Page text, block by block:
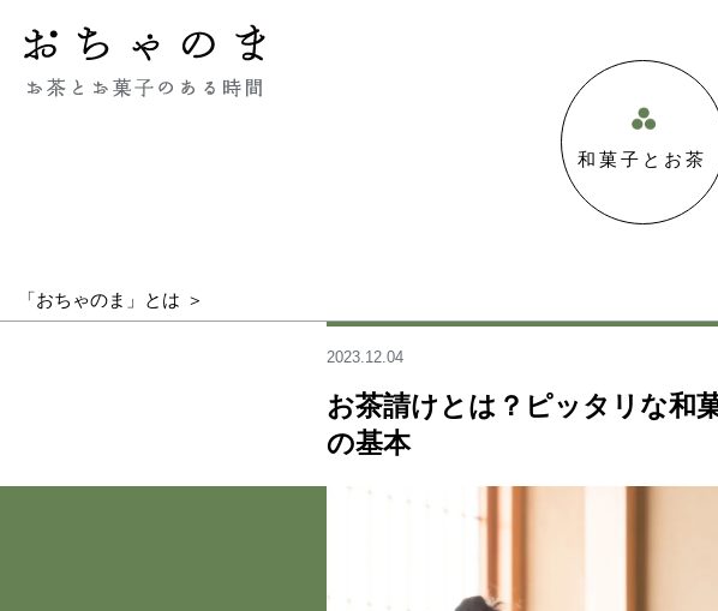
和菓子とお茶
「おちゃのま」とは
2023.12.04
お茶請けとは？ピッタリな和
の基本